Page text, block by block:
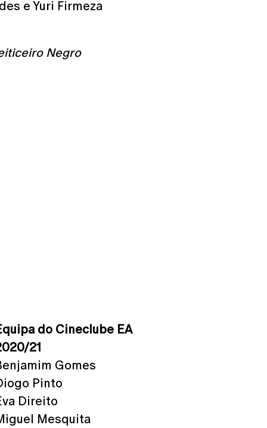
do Cineclube EA
21
Gomes
Pinto
Direito
Mesquita
e Yuri Firmeza
Negro